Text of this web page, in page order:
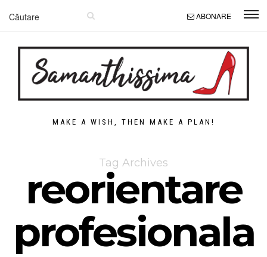
ABONARE
MAKE A WISH, THEN MAKE A PLAN!
Tag Archives
reorientare
profesionala